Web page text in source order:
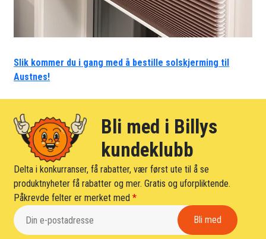
Slik kommer du i gang med å bestille solskjerming til
Austnes!
Bli med i Billys
kundeklubb
Delta i konkurranser, få rabatter, vær først ute til å se
produktnyheter få rabatter og mer. Gratis og uforpliktende.
Påkrevde felter er merket med*